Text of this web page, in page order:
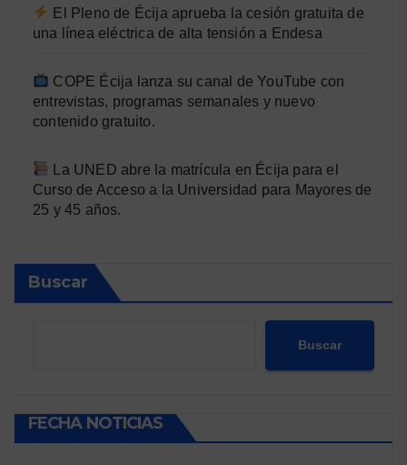
El Pleno de Écija aprueba la cesión gratuita de
una línea eléctrica de alta tensión a Endesa
COPE Écija lanza su canal de YouTube con
entrevistas, programas semanales y nuevo
contenido gratuito.
La UNED abre la matrícula en Écija para el
Curso de Acceso a la Universidad para Mayores de
25 y 45 años.
Buscar
Buscar
FECHA NOTICIAS